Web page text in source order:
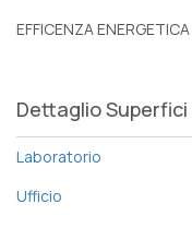
EFFICENZA ENERGETICA
Dettaglio Superfici
Laboratorio
Ufficio